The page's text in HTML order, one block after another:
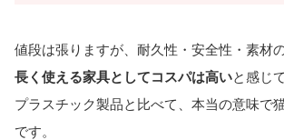
値段は張りますが、耐久性・安全性・素材
長く使える家具としてコスパは高いと感じ
プラスチック製品と比べて、本当の意味で
です。